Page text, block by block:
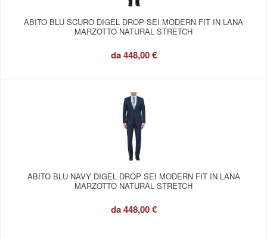
ABITO BLU SCURO DIGEL DROP SEI MODERN FIT IN LANA
MARZOTTO NATURAL STRETCH
da448,00 €
ABITO BLU NAVY DIGEL DROP SEI MODERN FIT IN LANA
MARZOTTO NATURAL STRETCH
da448,00 €